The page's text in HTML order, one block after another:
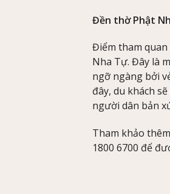
Đền thờ Phật
Điểm tham
Nha Tự. Đây là
ngỡ ngàng bởi
đây, du khách
người dân bản
Tham khảo
1800 6700 để